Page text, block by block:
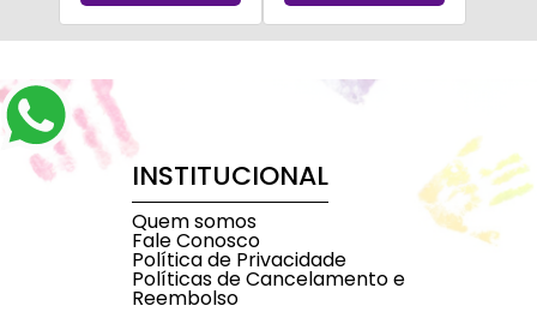
INSTITUCIONAL
Quem somos
Fale Conosco
Política de Privacidade
Políticas de Cancelamento e
Reembolso